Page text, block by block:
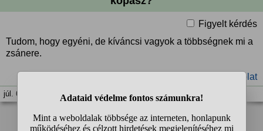
Figyelt kérdés
Tudom, hogy egyéni, de kíváncsi vagyok a többségnek mi a
zsánere.
#párkapcsolat
júl. 6. 20:47
1 2 ❯